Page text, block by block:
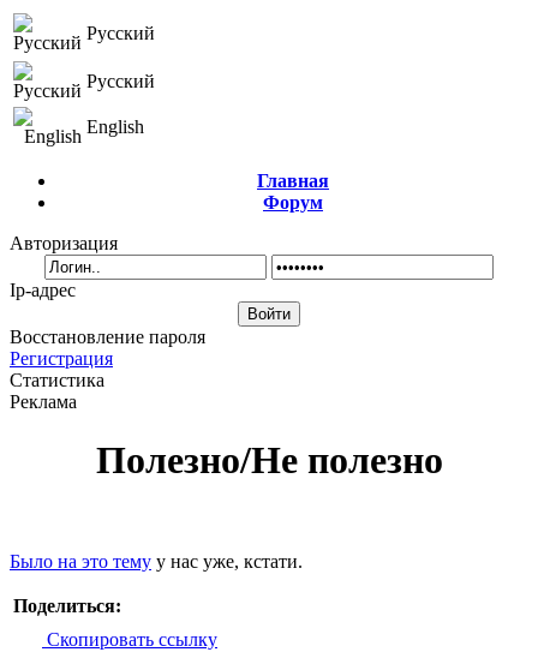
Русский
Русский
English
Главная
Форум
Авторизация
Ip-адрес
Восстановление пароля
Регистрация
Статистика
Реклама
Полезно/Не полезно
Было на это тему у нас уже, кстати.
Поделиться:
Скопировать ссылку